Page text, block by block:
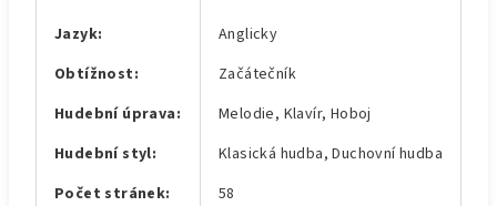
Jazyk:
Anglicky
Obtížnost:
Začátečník
Hudební úprava:
Melodie, Klavír, Hoboj
Hudební styl:
Klasická hudba, Duchovní hudba
Počet stránek:
58